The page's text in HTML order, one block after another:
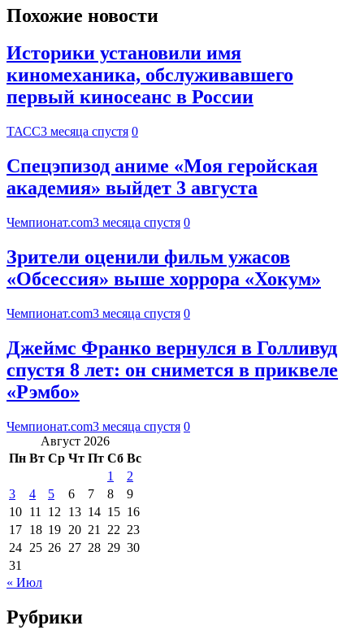
Похожие новости
Историки установили имя
киномеханика, обслуживавшего
первый киносеанс в России
ТАСС3 месяца спустя 0
Спецэпизод аниме «Моя геройская
академия» выйдет 3 августа
Чемпионат.com3 месяца спустя 0
Зрители оценили фильм ужасов
«Обсессия» выше хоррора «Хокум»
Чемпионат.com3 месяца спустя 0
Джеймс Франко вернулся в Голливуд
спустя 8 лет: он снимется в приквеле
«Рэмбо»
Чемпионат.com3 месяца спустя 0
Август 2026
Пн Вт Ср Чт Пт Сб Вс
1
2
3
4 5 6 7 8
9
10 11 12 13 14 15 16
17 18 19 20 21 22 23
24 25 26 27 28 29 30
31
« Июл
Рубрики